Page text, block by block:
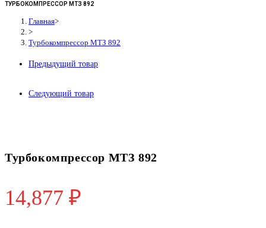
ТУРБОКОМПРЕССОР МТЗ 892
Главная>
>
Турбокомпрессор МТЗ 892
Предыдущий товар
Следующий товар
Турбокомпрессор МТЗ 892
14,877 ₽